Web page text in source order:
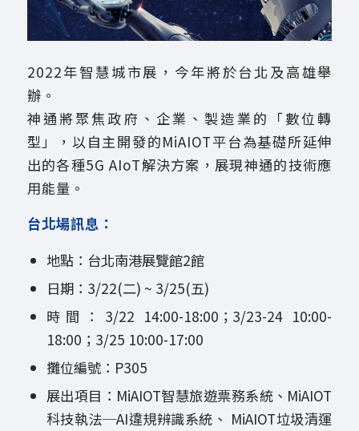
2022年智慧城市展，今年將於台北及高雄舉
辦。
神通將聚焦政府、企業、製造業的「數位轉
型」，以自主開發的MiAIOT平台為基礎所延伸
出的各種5G AIoT解決方案，展現神通的技術應
用能量。
台北場訊息：
地點：台北南港展覽館2館
日期：3/22(二) ~ 3/25(五)
時間：3/22 14:00-18:00；3/23-24 10:00-
18:00；3/25 10:00-17:00
攤位編號：P305
展出項目：MiAIOT智慧旅遊票務系統、MiAIOT
科技執法─AI違規辨識系統、 MiAIOT垃圾清運